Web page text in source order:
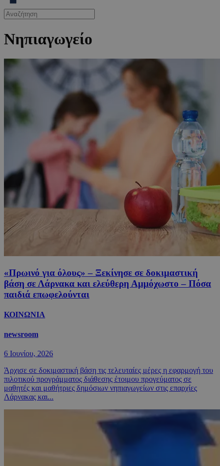
Νηπιαγωγείο
«Πρωινό για όλους» – Ξεκίνησε σε δοκιμαστική
βάση σε Λάρνακα και ελεύθερη Αμμόχωστο – Πόσα
παιδιά επωφελούνται
ΚΟΙΝΩΝΙΑ
newsroom
6 Ιουνίου, 2026
Άρχισε σε δοκιμαστική βάση τις τελευταίες μέρες η εφαρμογή του
πιλοτικού προγράμματος διάθεσης έτοιμου προγεύματος σε
μαθητές και μαθήτριες δημόσιων νηπιαγωγείων στις επαρχίες
Λάρνακας και...